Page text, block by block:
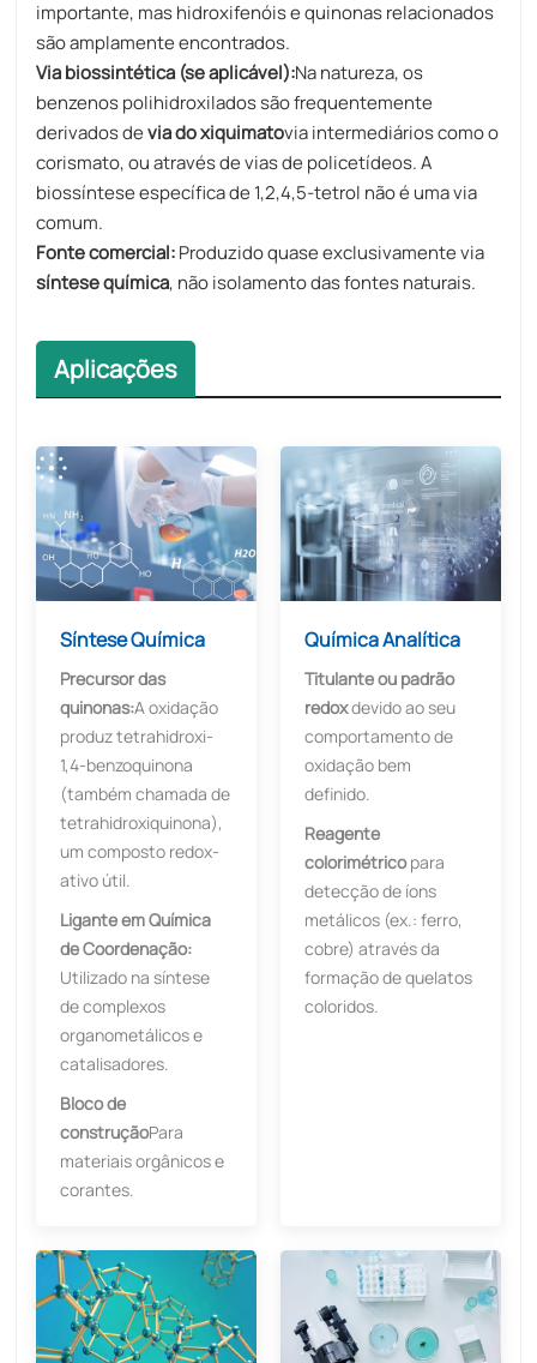
importante, mas hidroxifenóis e quinonas relacionados
são amplamente encontrados.
Via biossintética (se aplicável):Na natureza, os
benzenos polihidroxilados são frequentemente
derivados devia do xiquimatovia intermediários como o
corismato, ou através de vias de policetídeos. A
biossíntese específica de 1,2,4,5-tetrol não é uma via
comum.
Fonte comercial:Produzido quase exclusivamente via
síntese química, não isolamento das fontes naturais.
Aplicações
Síntese Química
Precursor das
quinonas:A oxidação
produz tetrahidroxi-
1,4-benzoquinona
(também chamada de
tetrahidroxiquinona),
um composto redox-
ativo útil.
Ligante em Química
de Coordenação:
Utilizado na síntese
de complexos
organometálicos e
catalisadores.
Bloco de
construçãoPara
materiais orgânicos e
corantes.
Química Analítica
Titulante ou padrão
redoxdevido ao seu
comportamento de
oxidação bem
definido.
Reagente
colorimétricopara
detecção de íons
metálicos (ex.: ferro,
cobre) através da
formação de quelatos
coloridos.